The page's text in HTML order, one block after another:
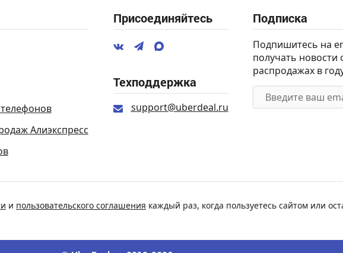
Алиэкспресс
Присоединяйтесь
Техподдержка
support@uberdeal.ru
Подписка
Подпишитесь на
получать новости
распродажах в
и пользовательского соглашения каждый раз, когда пользуетесь сайтом или